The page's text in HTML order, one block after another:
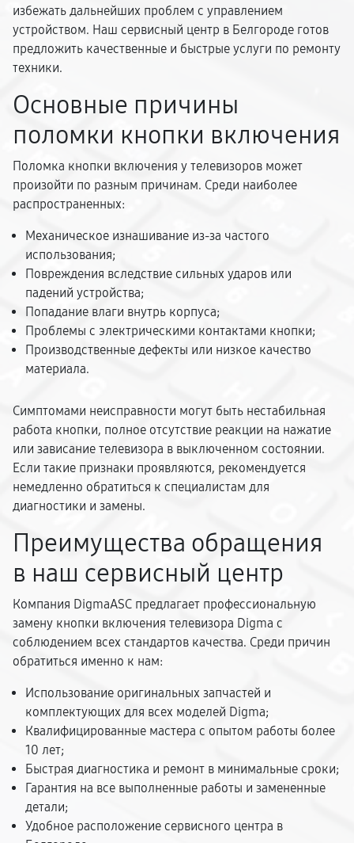
избежать дальнейших проблем с управлением
устройством. Наш сервисный центр в Белгороде готов
предложить качественные и быстрые услуги по ремонту
техники.
Основные причины
поломки кнопки включения
Поломка кнопки включения у телевизоров может
произойти по разным причинам. Среди наиболее
распространенных:
Механическое изнашивание из-за частого
использования;
Повреждения вследствие сильных ударов или
падений устройства;
Попадание влаги внутрь корпуса;
Проблемы с электрическими контактами кнопки;
Производственные дефекты или низкое качество
материала.
Симптомами неисправности могут быть нестабильная
работа кнопки, полное отсутствие реакции на нажатие
или зависание телевизора в выключенном состоянии.
Если такие признаки проявляются, рекомендуется
немедленно обратиться к специалистам для
диагностики и замены.
Преимущества обращения
в наш сервисный центр
Компания DigmaASC предлагает профессиональную
замену кнопки включения телевизора Digma с
соблюдением всех стандартов качества. Среди причин
обратиться именно к нам:
Использование оригинальных запчастей и
комплектующих для всех моделей Digma;
Квалифицированные мастера с опытом работы более
10 лет;
Быстрая диагностика и ремонт в минимальные сроки;
Гарантия на все выполненные работы и замененные
детали;
Удобное расположение сервисного центра в